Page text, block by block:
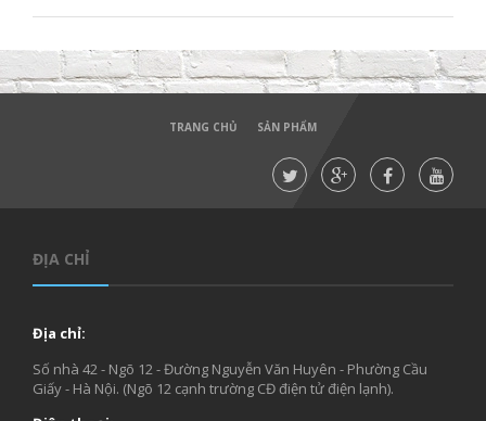
TRANG CHỦ SẢN PHẨM
ĐỊA CHỈ
Địa chỉ:
Số nhà 42 - Ngõ 12 - Đường Nguyễn Văn Huyên - Phường Cầu
Giấy - Hà Nội. (Ngõ 12 cạnh trường CĐ điện tử điện lạnh).